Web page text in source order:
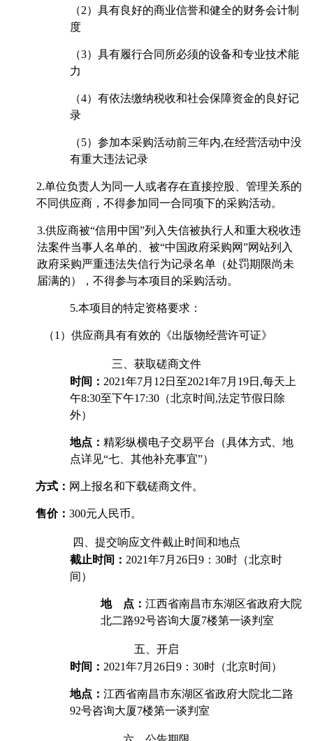
（2）具有良好的商业信誉和健全的财务会计制
度
（3）具有履行合同所必须的设备和专业技术能
力
（4）有依法缴纳税收和社会保障资金的良好记
录
（5）参加本采购活动前三年内,在经营活动中没
有重大违法记录
2.单位负责人为同一人或者存在直接控股、管理关系的
不同供应商，不得参加同一合同项下的采购活动。
3.供应商被“信用中国”列入失信被执行人和重大税收违
法案件当事人名单的、被“中国政府采购网”网站列入
政府采购严重违法失信行为记录名单（处罚期限尚未
届满的），不得参与本项目的采购活动。
5.本项目的特定资格要求：
（1）供应商具有有效的《出版物经营许可证》
三、获取磋商文件
时间： 2021年7月12日至2021年7月19日,每天上
午8:30至下午17:30（北京时间,法定节假日除
外）
地点： 精彩纵横电子交易平台（具体方式、地
点详见“七、其他补充事宜”）
方式： 网上报名和下载磋商文件。
售价： 300元人民币。
四、提交响应文件截止时间和地点
截止时间： 2021年7月26日9：30时（北京时
间）
地 点： 江西省南昌市东湖区省政府大院
北二路92号咨询大厦7楼第一谈判室
五、开启
时间： 2021年7月26日9：30时（北京时间）
地点： 江西省南昌市东湖区省政府大院北二路
92号咨询大厦7楼第一谈判室